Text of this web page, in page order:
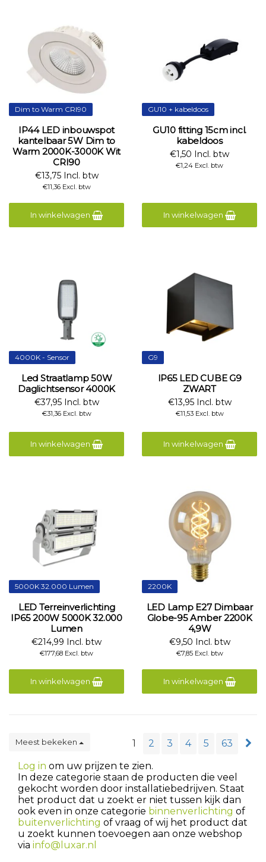
Dim to Warm CRI90
IP44 LED inbouwspot
kantelbaar 5W Dim to
Warm 2000K-3000K Wit
CRI90
€13,75 Incl. btw
€11,36 Excl. btw
In winkelwagen
GU10 + kabeldoos
GU10 fitting 15cm incl.
kabeldoos
€1,50 Incl. btw
€1,24 Excl. btw
In winkelwagen
4000K - Sensor
Led Straatlamp 50W
Daglichtsensor 4000K
€37,95 Incl. btw
€31,36 Excl. btw
In winkelwagen
G9
IP65 LED CUBE G9
ZWART
€13,95 Incl. btw
€11,53 Excl. btw
In winkelwagen
5000K 32.000 Lumen
LED Terreinverlichting
IP65 200W 5000K 32.000
Lumen
€214,99 Incl. btw
€177,68 Excl. btw
In winkelwagen
2200K
LED Lamp E27 Dimbaar
Globe-95 Amber 2200K
4,9W
€9,50 Incl. btw
€7,85 Excl. btw
In winkelwagen
Meest bekeken 1 2 3 4 5
63
Log in om uw prijzen te zien.
In deze categorie staan de producten die veel
gekocht worden door installatiebedrijven. Staat
het product dat u zoekt er niet tussen kijk dan
ook even in onze categorie binnenverlichting of
buitenverlichting of vraag of wij het product dat
u zoekt kunnen toevoegen aan onze webshop
via info@luxar.nl